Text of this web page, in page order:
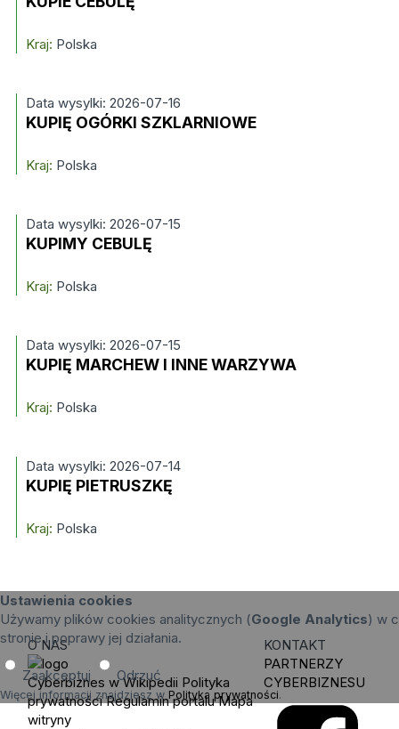
Kraj: Polska
Data wysylki: 2026-07-16
KUPIĘ OGÓRKI SZKLARNIOWE
Kraj: Polska
Data wysylki: 2026-07-15
KUPIMY CEBULĘ
Kraj: Polska
Data wysylki: 2026-07-15
KUPIĘ MARCHEW I INNE WARZYWA
Kraj: Polska
Data wysylki: 2026-07-14
KUPIĘ PIETRUSZKĘ
Kraj: Polska
Ustawienia cookies
Używamy plików cookies analitycznych (Google Analytics) w
stronie i poprawy jej działania.
Zaakceptuj Odrzuć
Więcej informacji znajdziesz w Polityka prywatności.
O NAS
Cyberbiznes w Wikipedii Polityka
prywatności Regulamin portalu Mapa
witryny
KONTAKT
PARTNERZY
CYBERBIZNESU